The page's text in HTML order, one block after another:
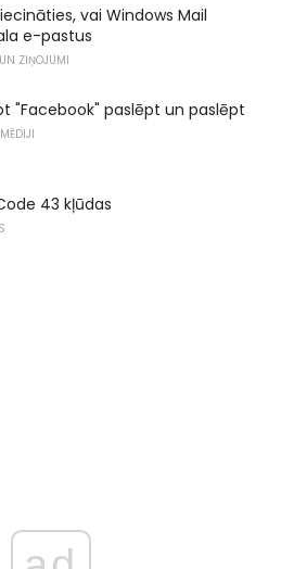
vai Windows Mail
e-pastus
ZIŅOJUMI
"Facebook" paslēpt un paslēpt
43 kļūdas